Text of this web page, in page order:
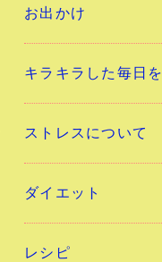
お出かけ
キラキラした毎日を
ストレスについて
ダイエット
レシピ